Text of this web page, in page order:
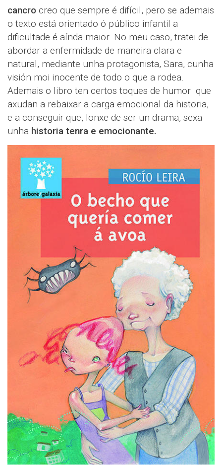
cancro creo que sempre é difícil, pero se ademais
o texto está orientado ó público infantil a
dificultade é aínda maior. No meu caso, tratei de
abordar a enfermidade de maneira clara e
natural, mediante unha protagonista, Sara, cunha
visión moi inocente de todo o que a rodea.
Ademais o libro ten certos toques de humor que
axudan a rebaixar a carga emocional da historia,
e a conseguir que, lonxe de ser un drama, sexa
unha historia tenra e emocionante.